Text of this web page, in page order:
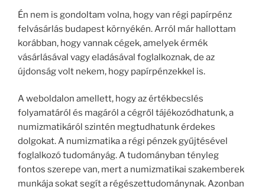
Én nem is gondoltam volna, hogy van régi papírpénz
felvásárlás budapest környékén. Arról már hallottam
korábban, hogy vannak cégek, amelyek érmék
vásárlásával vagy eladásával foglalkoznak, de az
újdonság volt nekem, hogy papírpénzekkel is.
A weboldalon amellett, hogy az értékbecslés
folyamatáról és magáról a cégről tájékozódhatunk, a
numizmatikáról szintén megtudhatunk érdekes
dolgokat. A numizmatika a régi pénzek gyűjtésével
foglalkozó tudományág. A tudományban tényleg
fontos szerepe van, mert a numizmatikai szakemberek
munkája sokat segít a régészettudománynak. Azonban